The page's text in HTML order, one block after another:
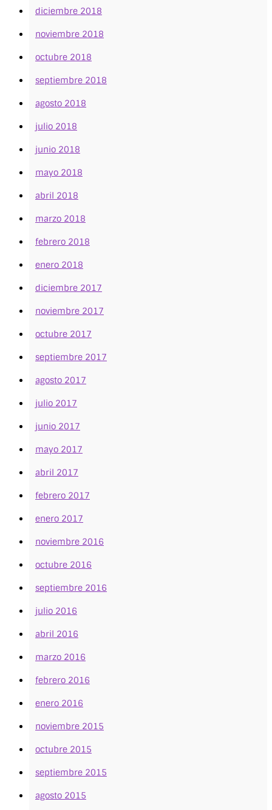
diciembre 2018
noviembre 2018
octubre 2018
septiembre 2018
agosto 2018
julio 2018
junio 2018
mayo 2018
abril 2018
marzo 2018
febrero 2018
enero 2018
diciembre 2017
noviembre 2017
octubre 2017
septiembre 2017
agosto 2017
julio 2017
junio 2017
mayo 2017
abril 2017
febrero 2017
enero 2017
noviembre 2016
octubre 2016
septiembre 2016
julio 2016
abril 2016
marzo 2016
febrero 2016
enero 2016
noviembre 2015
octubre 2015
septiembre 2015
agosto 2015